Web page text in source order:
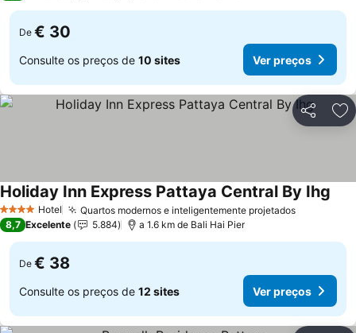
De € 30
Consulte os preços de 10 sites Ver preços
Partilhar
4 EstrelasHotel Quartos modernos e inteligentemente projetadosVer
Holiday Inn Express Pattaya Central By Ihg
8,7 Excelente 5.884 a 1.6 km de Bali Hai Pier
De € 38
Consulte os preços de 12 sites Ver preços